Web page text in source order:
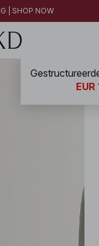
| SHOP NOW
EUR